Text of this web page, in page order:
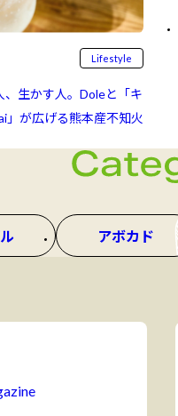
Lifestyle
、生かす人。Doleと「キ
」が広げる熊本産不知火
アボカド